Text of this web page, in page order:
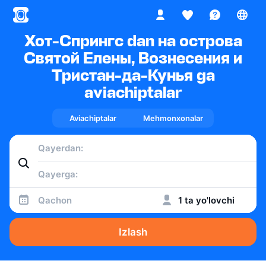
Хот-Спрингс dan на острова
Святой Елены, Вознесения и
Тристан-да-Кунья ga
aviachiptalar
Aviachiptalar Mehmonxonalar
Qachon 1 ta yo'lovchi
Izlash